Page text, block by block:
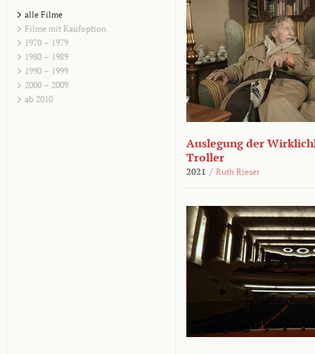
alle Filme
Filme mit Kaufoption
1970 – 1979
1980 – 1989
1990 – 1999
2000 – 2009
ab 2010
Auslegung der
Troller
2021 / Ruth Rieser